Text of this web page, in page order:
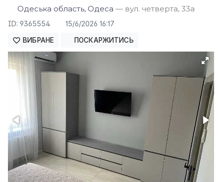
Одеська область, Одеса — вул. четверта, 33а
ID: 9365554 15/6/2026 16:17
ВИБРАНЕ ПОСКАРЖИТИСЬ